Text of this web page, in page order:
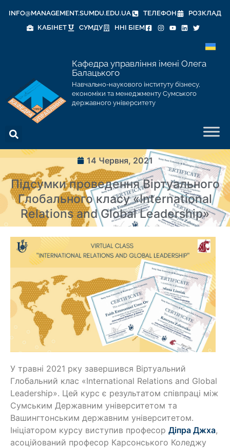
INFO@MANAGEMENT.SUMDU.EDU.UA ТЕЛЕФОН
РОЗКЛАД
КАБІНЕТ
СУМДУ ННІ БІЕМ
Кафедра управління імені Олега
Балацького
Навчально-наукового інституту бізнесу,
економіки та менеджменту Сумського
державного університету
14 Червня, 2021
Підсумки проведення Віртуального
Глобального класу «International
Relations and Global Leadership»
У травні 2021 рку завершився Віртуальний
Глобальний клас «International Relations and Global
Leadership». Цей курс є результатом співпраці між
Сумським Державним університетом та
Вашингтонським державним університетом.
Ініціатором курсу виступив професор Діпра Джха,
асоційований професор Карсонського Коледжу